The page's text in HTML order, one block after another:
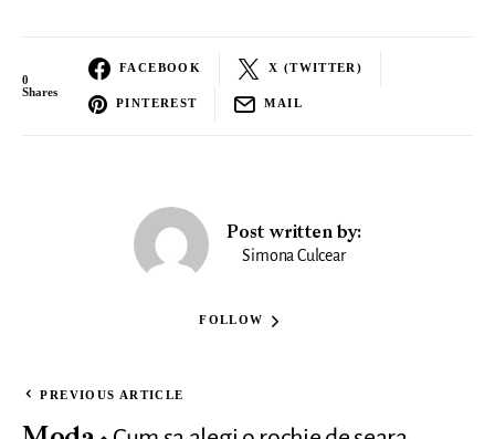
0
Shares
FACEBOOK X (TWITTER)
PINTEREST MAIL
Post written by:
Simona Culcear
FOLLOW
PREVIOUS ARTICLE